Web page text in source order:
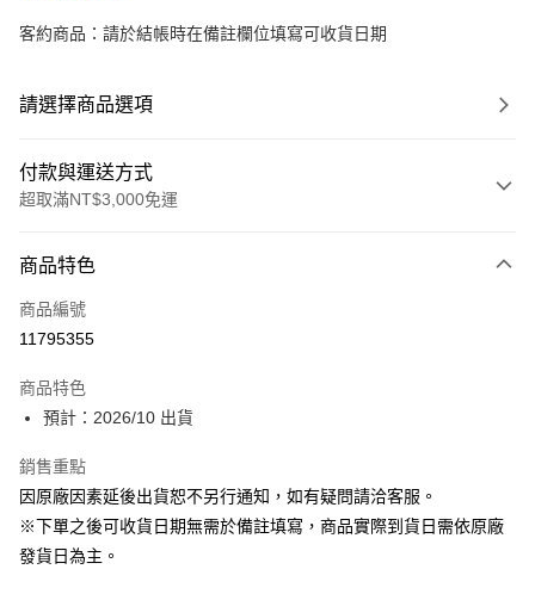
客約商品：請於結帳時在備註欄位填寫可收貨日期
請選擇商品選項
付款與運送方式
超取滿NT$3,000免運
信用卡一次付款
超商取貨付款
ATM付款
運送方式
預購-全家取貨付款(舊)
商品特色
商品編號
11795355
商品特色
預計：2026/10 出貨
銷售重點
因原廠因素延後出貨恕不另行通知，如有疑問請洽客服。
※下單之後可收貨日期無需於備註填寫，商品實際到貨日需依原廠
發貨日為主。